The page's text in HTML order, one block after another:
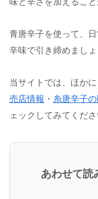
青唐辛子を使って、
辛味で引き締めましょ
当サイトでは、ほかに
売店情報 ・ 糸唐辛子
ェックしてみてくださ
あわせて読